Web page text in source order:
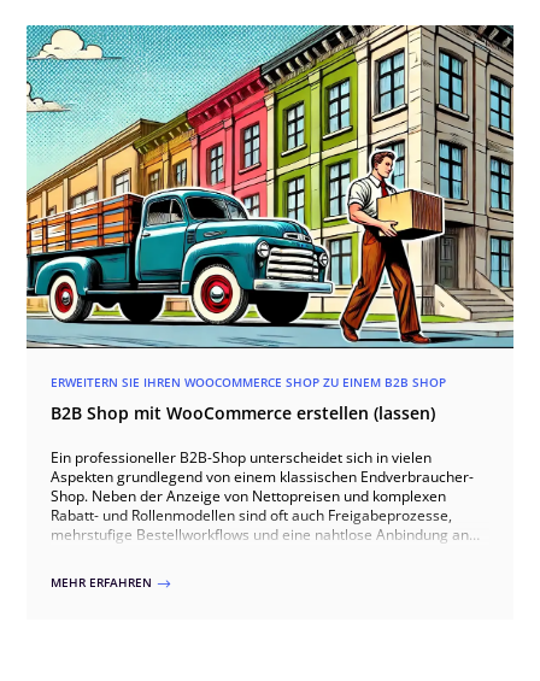
ERWEITERN SIE IHREN WOOCOMMERCE SHOP ZU EINEM B2B SHOP
B2B Shop mit WooCommerce erstellen (lassen)
Ein professioneller B2B-Shop unterscheidet sich in vielen
Aspekten grundlegend von einem klassischen Endverbraucher-
Shop. Neben der Anzeige von Nettopreisen und komplexen
Rabatt- und Rollenmodellen sind oft auch Freigabeprozesse,
mehrstufige Bestellworkflows und eine nahtlose Anbindung an
individuellen Anpassungen zu einem leistungsfähigen B2B-Shop
MEHR ERFAHREN $